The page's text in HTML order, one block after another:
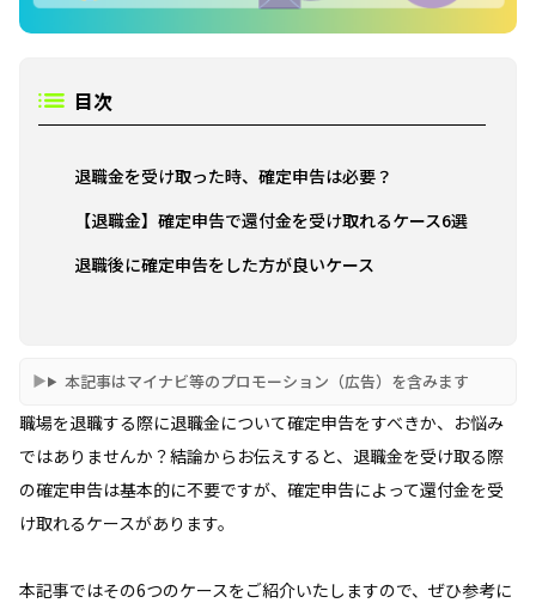
目次
退職金を受け取った時、確定申告は必要？
【退職金】確定申告で還付金を受け取れるケース6選
退職後に確定申告をした方が良いケース
本記事はマイナビ等のプロモーション（広告）を含みます
職場を退職する際に退職金について確定申告をすべきか、お悩み
ではありませんか？結論からお伝えすると、退職金を受け取る際
の確定申告は基本的に不要ですが、確定申告によって還付金を受
け取れるケースがあります。
本記事ではその6つのケースをご紹介いたしますので、ぜひ参考に